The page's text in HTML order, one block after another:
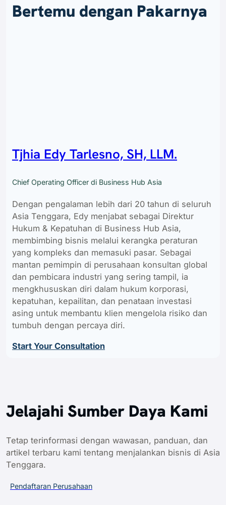
Bertemu dengan Pakarnya
Tjhia Edy Tarlesno, SH, LLM.
Chief Operating Officer di Business Hub Asia
Dengan pengalaman lebih dari 20 tahun di seluruh
Asia Tenggara, Edy menjabat sebagai Direktur
Hukum & Kepatuhan di Business Hub Asia,
membimbing bisnis melalui kerangka peraturan
yang kompleks dan memasuki pasar. Sebagai
mantan pemimpin di perusahaan konsultan global
dan pembicara industri yang sering tampil, ia
mengkhususkan diri dalam hukum korporasi,
kepatuhan, kepailitan, dan penataan investasi
asing untuk membantu klien mengelola risiko dan
tumbuh dengan percaya diri.
Start Your Consultation
Jelajahi Sumber Daya Kami
Tetap terinformasi dengan wawasan, panduan, dan
artikel terbaru kami tentang menjalankan bisnis di Asia
Tenggara.
Pendaftaran Perusahaan